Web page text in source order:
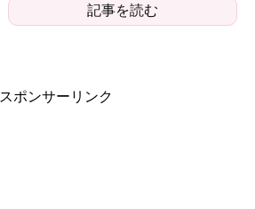
記事を読む
スポンサーリンク